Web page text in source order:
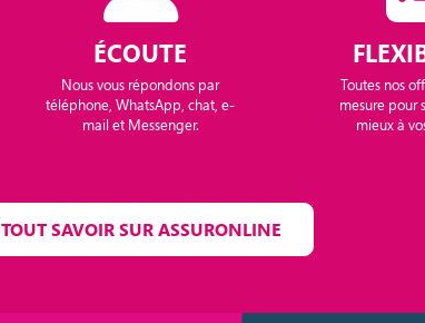
ÉCOUTE
Nous vous répondons par
téléphone, WhatsApp, chat, e-
mail et Messenger.
Toutes nos
mesure pour
mieux à
TOUT SAVOIR SUR ASSURONLINE